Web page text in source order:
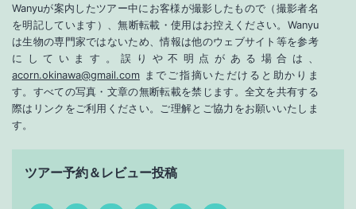
Wanyuが案内したツアー中にお客様が撮影したもので（撮影者名
を明記しています）、無断転載・使用はお控えください。Wanyu
は生物の専門家ではないため、情報は他のウェブサイト等を参考
にしています。誤りや不明点がある場合は、
acorn.okinawa@gmail.com までご指摘いただけると助かりま
す。すべての写真・文章の無断転載を禁じます。全文を共有する
際はリンクをご利用ください。ご理解とご協力をお願いいたしま
す。
ツアー予約＆レビュー投稿